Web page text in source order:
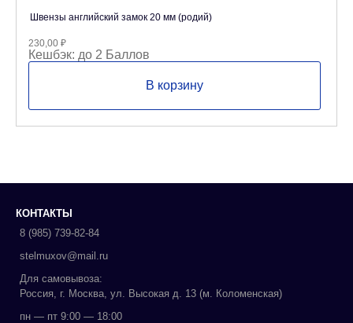
Швензы английский замок 20 мм (родий)
230,00 ₽
Кешбэк: до 2 Баллов
В корзину
КОНТАКТЫ
8 (985) 739-82-84
stelmuxov@mail.ru
Для самовывоза:
Россия, г. Москва, ул. Высокая д. 13 (м. Коломенская)
пн — пт 9:00 — 18:00